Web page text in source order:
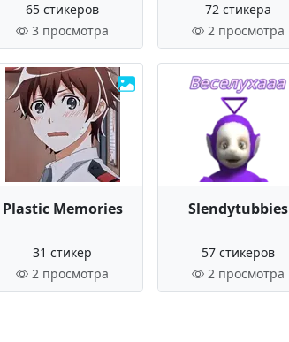
65 стикеров
3 просмотра
72 стикера
2 просмотра
Plastic Memories
31 стикер
2 просмотра
Slendytubbies
57 стикеров
2 просмотра